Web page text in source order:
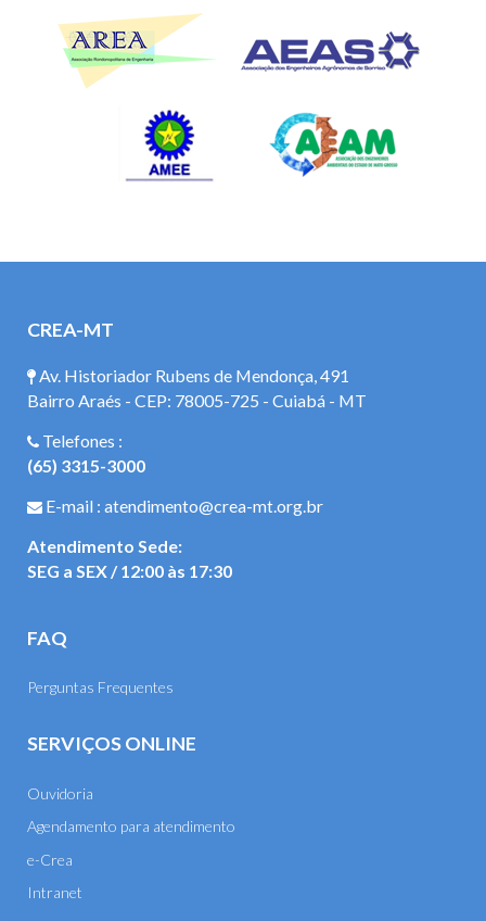
CREA-MT
Av. Historiador Rubens de Mendonça, 491
Bairro Araés - CEP: 78005-725 - Cuiabá - MT
Telefones :
(65) 3315-3000
E-mail : atendimento@crea-mt.org.br
Atendimento Sede:
SEG a SEX / 12:00 às 17:30
FAQ
Perguntas Frequentes
SERVIÇOS ONLINE
Ouvidoria
Agendamento para atendimento
e-Crea
Intranet